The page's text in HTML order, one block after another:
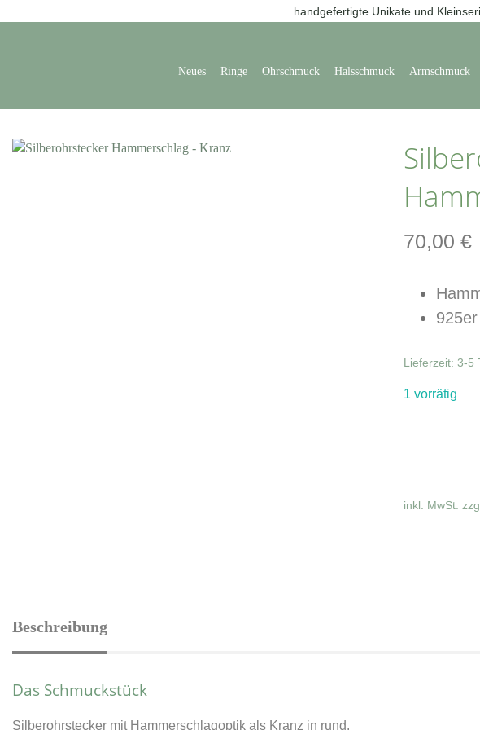
Neues Ringe Ohrschmuck Halsschmuck Armschmuck
handgefertigte Unikate und
70,00€
Lieferzeit:3-5
1 vorrätig
inkl. MwSt.
Beschreibung
Das Schmuckstück
Silberohrstecker mit Hammerschlagoptik als Kranz in rund.